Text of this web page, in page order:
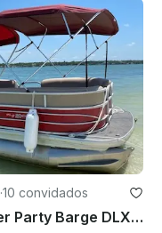
·10 convidados
Pontoon Suntracker Party Barge DLX de 22 pés para 10 pessoas em Bay Pines. Gás incluído!